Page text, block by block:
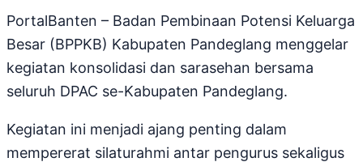
PortalBanten – Badan Pembinaan Potensi Keluarga
Besar (BPPKB) Kabupaten Pandeglang menggelar
kegiatan konsolidasi dan sarasehan bersama
seluruh DPAC se-Kabupaten Pandeglang.
Kegiatan ini menjadi ajang penting dalam
mempererat silaturahmi antar pengurus sekaligus